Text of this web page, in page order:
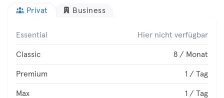
Privat Business
Essential Hier nicht verfügbar
Classic 8 / Monat
Premium 1 / Tag
Max 1 / Tag